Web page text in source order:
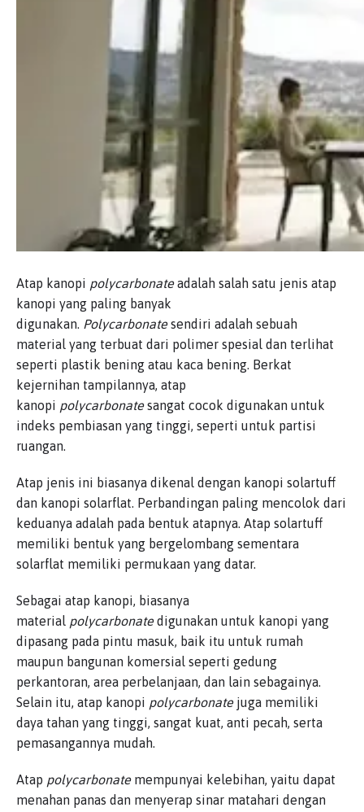
Atap kanopi polycarbonateadalah salah satu jenis atap
kanopi yang paling banyak
digunakan. Polycarbonatesendiri adalah sebuah
material yang terbuat dari polimer spesial dan terlihat
seperti plastik bening atau kaca bening. Berkat
kejernihan tampilannya, atap
kanopi polycarbonatesangat cocok digunakan untuk
indeks pembiasan yang tinggi, seperti untuk partisi
ruangan.
Atap jenis ini biasanya dikenal dengan kanopi solartuff
dan kanopi solarflat. Perbandingan paling mencolok dari
keduanya adalah pada bentuk atapnya. Atap solartuff
memiliki bentuk yang bergelombang sementara
solarflat memiliki permukaan yang datar.
Sebagai atap kanopi, biasanya
material polycarbonatedigunakan untuk kanopi yang
dipasang pada pintu masuk, baik itu untuk rumah
maupun bangunan komersial seperti gedung
perkantoran, area perbelanjaan, dan lain sebagainya.
Selain itu, atap kanopi polycarbonatejuga memiliki
daya tahan yang tinggi, sangat kuat, anti pecah, serta
pemasangannya mudah.
Atap polycarbonatemempunyai kelebihan, yaitu dapat
menahan panas dan menyerap sinar matahari dengan